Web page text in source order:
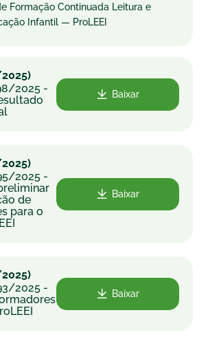
Formação Continuada Leitura e
Infantil — ProLEEI
2025 -
Baixar
2025 -
de
para o
Baixar
2025 -
Baixar